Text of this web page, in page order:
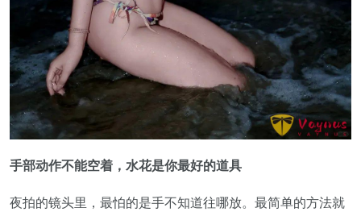
手部动作不能空着，水花是你最好的道具
夜拍的镜头里，最怕的是手不知道往哪放。最简单的方法就